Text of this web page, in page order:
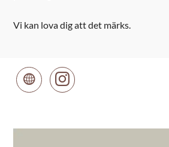
Vi kan lova dig att det märks.